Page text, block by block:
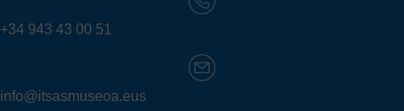
+34 943 43 00 51
info@itsasmuseoa.eus